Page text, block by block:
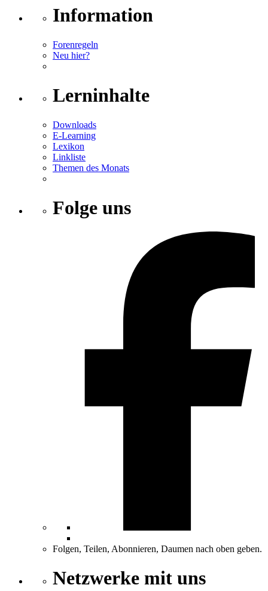
Information
Forenregeln
Neu hier?
Lerninhalte
Downloads
E-Learning
Lexikon
Linkliste
Themen des Monats
Folge uns
Folgen, Teilen, Abonnieren, Daumen nach oben geben.
Netzwerke mit uns